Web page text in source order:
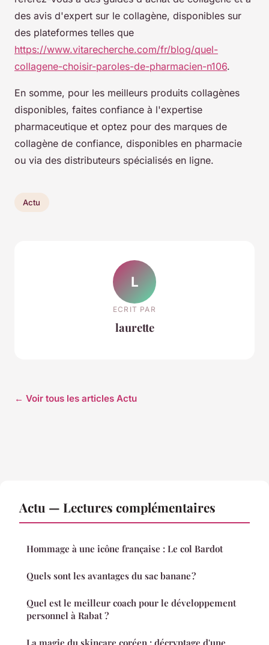
des avis d'expert sur le collagène, disponibles sur
des plateformes telles que
https://www.vitarecherche.com/fr/blog/quel-
collagene-choisir-paroles-de-pharmacien-n106.
En somme, pour les meilleurs produits collagènes
disponibles, faites confiance à l'expertise
pharmaceutique et optez pour des marques de
collagène de confiance, disponibles en pharmacie
ou via des distributeurs spécialisés en ligne.
Actu
L
ECRIT PAR
laurette
← Voir tous les articles Actu
Actu — Lectures complémentaires
Hommage à une icône française : Le col Bardot
Quels sont les avantages du sac banane ?
Quel est le meilleur coach pour le développement
personnel à Rabat ?